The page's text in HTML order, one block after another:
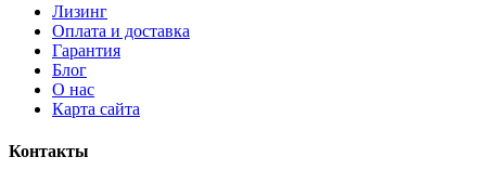
Лизинг
Оплата и доставка
Гарантия
Блог
О нас
Карта сайта
Контакты